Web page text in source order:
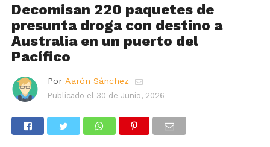
Decomisan 220 paquetes de
presunta droga con destino a
Australia en un puerto del
Pacífico
Por Aarón Sánchez
Publicado el 30 de Junio, 2026